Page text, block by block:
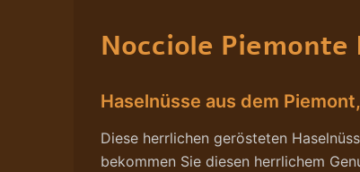
Nocciole Piemonte
Haselnüsse aus dem
Diese herrlichen gerösteten
bekommen Sie diesen herrlichem